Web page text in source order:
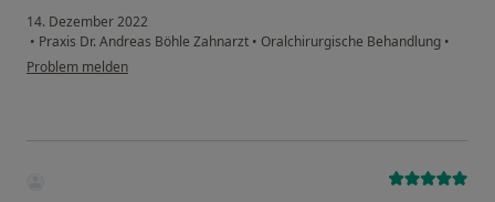
14. Dezember 2022
• Praxis Dr. Andreas Böhle Zahnarzt • Oralchirurgische Behandlung •
Problem melden